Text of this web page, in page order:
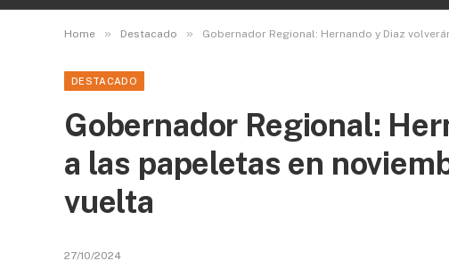
Home » Destacado » Gobernador Regional: Hernando y Diaz
DESTACADO
Gobernador Regional:
a las papeletas en
vuelta
27/10/2024